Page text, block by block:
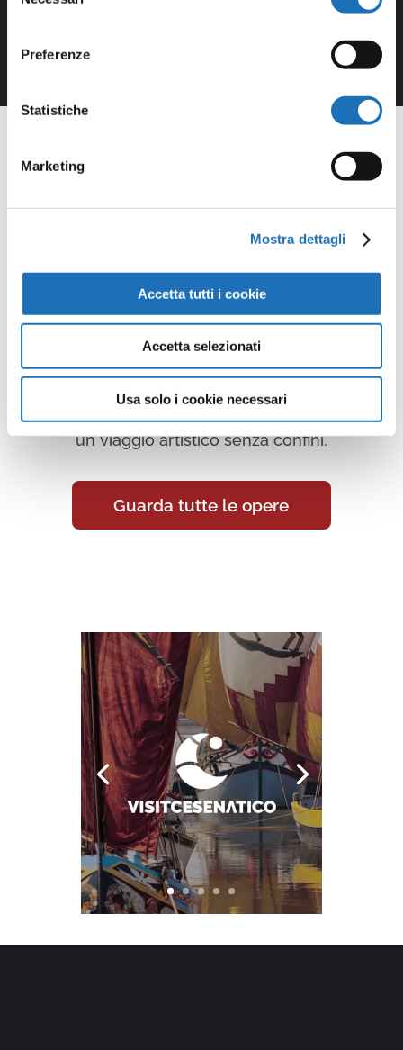
Preferenze
Statistiche
Marketing
Mostra dettagli
Accetta tutti i cookie
Accetta selezionati
Usa solo i cookie necessari
Opere della
Galleria
Virtuale
un viaggio artistico senza confini.
Guarda tutte le opere